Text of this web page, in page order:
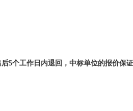
后5个工作日内退回，中标单位的报价保